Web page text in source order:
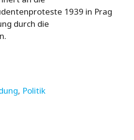
1939 in Prag
durch die
, Politik